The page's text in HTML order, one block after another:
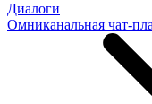
Диалоги
Омниканальная чат-